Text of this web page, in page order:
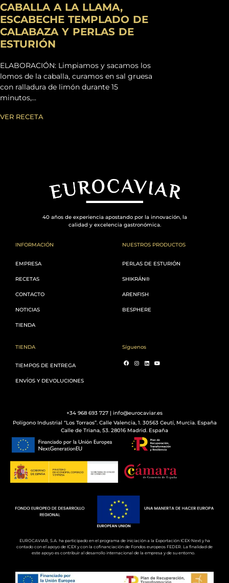
CABALLA A LA LLAMA,
ESCABECHE TEMPLADO DE
CALABAZA Y PERLAS DE
ESTURIÓN
ELABORACIÓN: Limpiamos y sacamos los
lomos de la caballa, curamos en sal gruesa
con ralladura de limón durante 15
minutos,...
VER RECETA
40 años de experiencia apostando por la innovación, la
calidad y excelencia gastronómica.
INFORMACIÓN
EMPRESA
RECETAS
CONTACTO
NOTICIAS
TIENDA
NUESTROS PRODUCTOS
PERLAS DE ESTURIÓN
SHIKRÁN®
ARENFISH
BESPHERE
TIENDA
TIEMPOS DE ENTREGA
ENVÍOS Y DEVOLUCIONES
Síguenos
+34 968 693 727 | info@eurocaviar.es
Polígono Industrial “Los Torraos”. Calle Valencia, 1. 30563 Ceutí, Murcia. España
Calle de Triana, 53. 28016 Madrid. España
EUROCAVIAR, S.A. ha participado en el programa de iniciación a la Exportación ICEX-Next y ha
contado con el apoyo de ICEX y con la cofinanciación de Fondos europeos FEDER. La finalidad de
este apoyo es contribuir al desarrollo internacional de la empresa y de su entorno.